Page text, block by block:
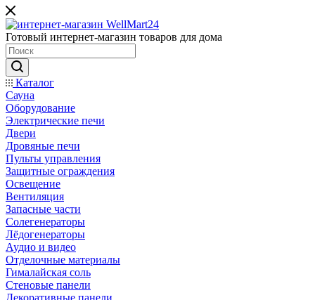
Готовый интернет-магазин товаров для дома
Каталог
Сауна
Оборудование
Электрические печи
Двери
Дровяные печи
Пульты управления
Защитные ограждения
Освещение
Вентиляция
Запасные части
Солегенераторы
Лёдогенераторы
Аудио и видео
Отделочные материалы
Гималайская соль
Стеновые панели
Декоративные панели